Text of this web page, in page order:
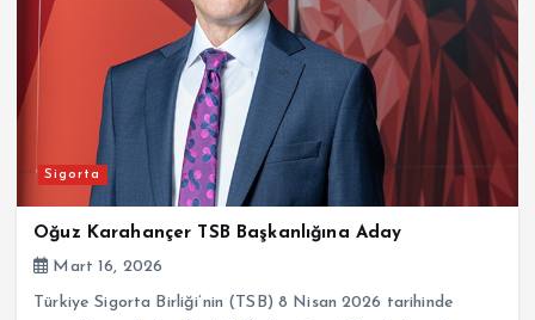
Sigorta
Oğuz Karahançer TSB Başkanlığına Aday
Mart 16, 2026
Türkiye Sigorta Birliği’nin (TSB) 8 Nisan 2026 tarihinde